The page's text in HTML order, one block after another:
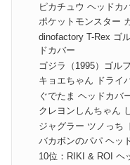
ピカチュウ ヘッドカ
ポケットモンスター
dinofactory T-Rex ゴ
ドカバー
ゴジラ（1995）ゴル
キョエちゃん ドライ
ぐでたま ヘッドカバ
クレヨンしんちゃん
ジャグラー ツノっち
バカボンのパパ ヘッ
10位：RIKI & ROI ヘ